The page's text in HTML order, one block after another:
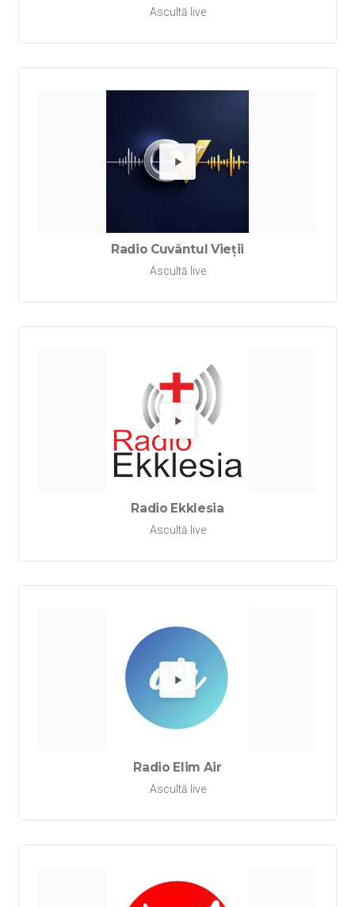
Ascultă live
Redă
Radio Cuvântul Vieții
Ascultă live
Redă
Radio Ekklesia
Ascultă live
Redă
Radio Elim Air
Ascultă live